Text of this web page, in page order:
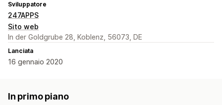
Sviluppatore
247APPS
Sito web
In der Goldgrube 28, Koblenz, 56073, DE
Lanciata
16 gennaio 2020
In primo piano